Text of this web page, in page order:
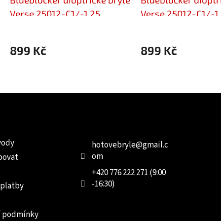
Verse 25012-C1/-1,25
899 Kč
Verse 25012-C1/-
899 Kč
podmínky
hotovebryle@gmail.c
om
+420 776 222 271 (9:00
-16:30)